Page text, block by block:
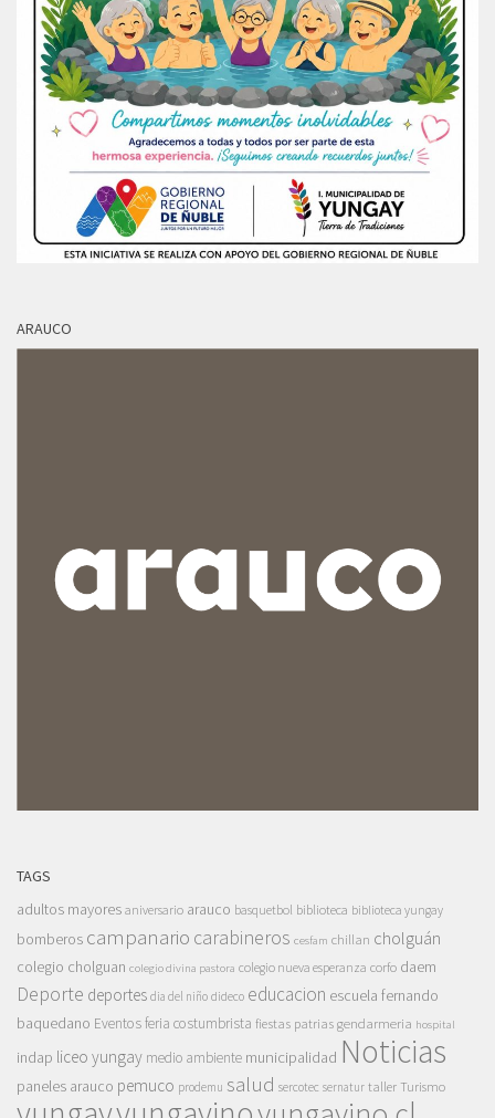
ARAUCO
TAGS
adultos mayores aniversario arauco basquetbol biblioteca biblioteca yungay
bomberos campanario carabineros cesfam chillan cholguán
colegio cholguan colegio divina pastora colegio nueva esperanza corfo daem
Deporte deportes dia del niño dideco educacion escuela fernando
baquedano Eventosferia costumbrista fiestas patrias gendarmeria hospital
indap liceo yungay medio ambiente municipalidad Noticias
paneles arauco pemuco prodemu salud sercotec sernatur taller Turismo